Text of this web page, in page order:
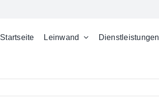
Startseite Leinwand Dienstleistungen